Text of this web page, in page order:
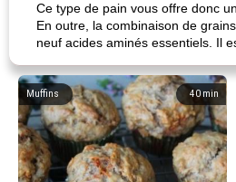
Ce type de pain vous offre donc
En outre, la combinaison de
neuf acides aminés essentiels. Il
40 min
Muffins